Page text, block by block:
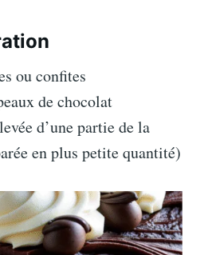
ou confites
de chocolat
d’une partie de la
en plus petite quantité)